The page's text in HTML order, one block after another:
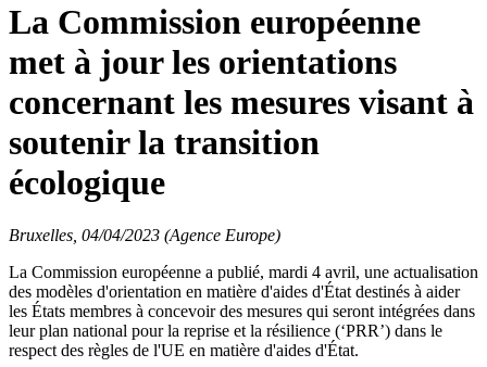
La Commission européenne
met à jour les orientations
concernant les mesures visant à
soutenir la transition
écologique
Bruxelles, 04/04/2023 (Agence Europe)
La Commission européenne a publié, mardi 4 avril, une actualisation
des modèles d'orientation en matière d'aides d'État destinés à aider
les États membres à concevoir des mesures qui seront intégrées dans
leur plan national pour la reprise et la résilience (‘PRR’) dans le
respect des règles de l'UE en matière d'aides d'État.